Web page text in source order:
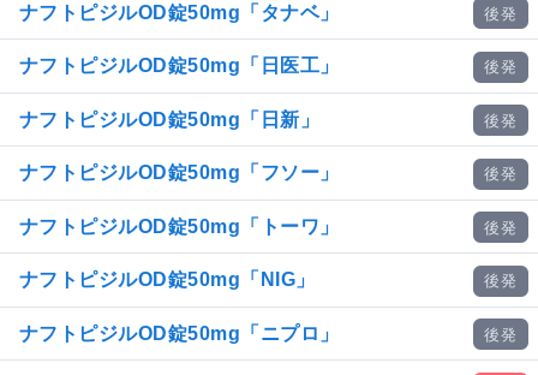
ナフトピジルOD錠50mg「タナベ」 後発
ナフトピジルOD錠50mg「日医工」 後発
ナフトピジルOD錠50mg「日新」 後発
ナフトピジルOD錠50mg「フソー」 後発
ナフトピジルOD錠50mg「トーワ」 後発
ナフトピジルOD錠50mg「NIG」 後発
ナフトピジルOD錠50mg「ニプロ」 後発